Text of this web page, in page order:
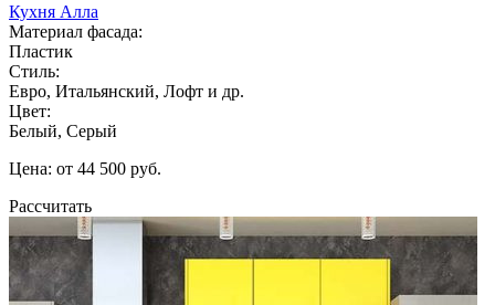
Кухня Алла
Материал фасада:
Пластик
Стиль:
Евро, Итальянский, Лофт и др.
Цвет:
Белый, Серый
Цена: от 44 500 руб.
Рассчитать